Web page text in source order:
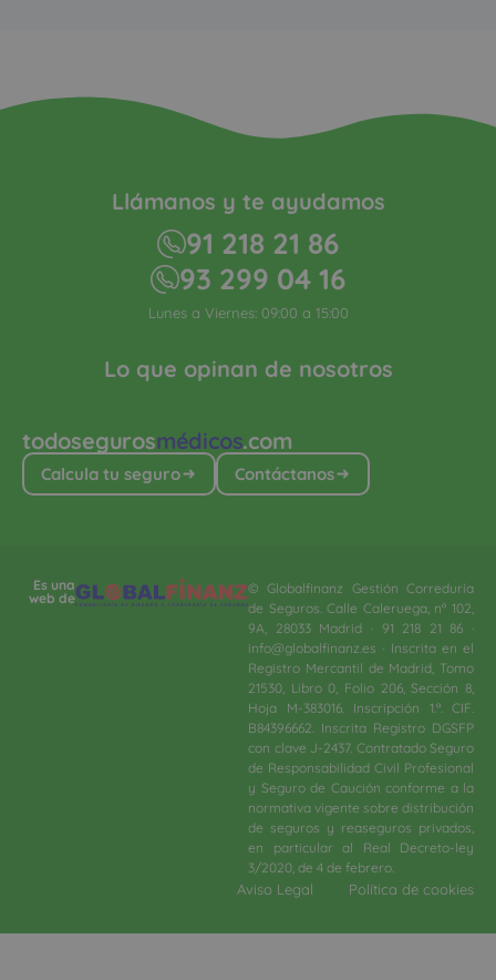
todosegurosmédicos.com
Calcula tu seguro Contáctanos
Lo que opinan de nosotros
Llámanos y te ayudamos
91 218 21 86
93 299 04 16
Lunes a Viernes: 09:00 a 15:00
Es una
web de
© Globalfinanz Gestión Correduría
de Seguros. Calle Caleruega, nº 102,
9A, 28033 Madrid · 91 218 21 86 ·
info@globalfinanz.es · Inscrita en el
Registro Mercantil de Madrid, Tomo
21530, Libro 0, Folio 206, Sección 8,
Hoja M-383016. Inscripción 1.ª. CIF.
B84396662. Inscrita Registro DGSFP
con clave J-2437. Contratado Seguro
de Responsabilidad Civil Profesional
y Seguro de Caución conforme a la
normativa vigente sobre distribución
de seguros y reaseguros privados,
en particular al Real Decreto-ley
3/2020, de 4 de febrero.​
Aviso Legal Política de cookies